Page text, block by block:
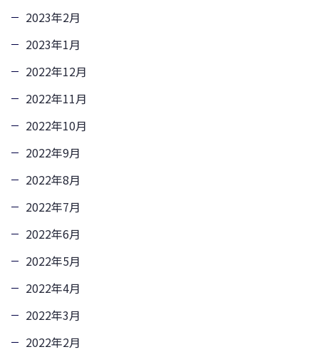
2023年2月
2023年1月
2022年12月
2022年11月
2022年10月
2022年9月
2022年8月
2022年7月
2022年6月
2022年5月
2022年4月
2022年3月
2022年2月